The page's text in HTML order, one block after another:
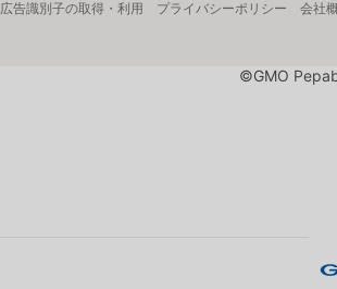
広告識別子の取得・利用 プライバシーポリシー 会社
©GMO